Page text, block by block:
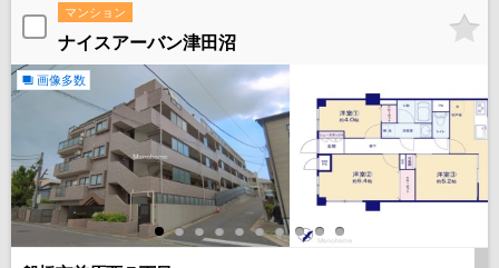
マンション
ナイスアーバン津田沼
画像多数